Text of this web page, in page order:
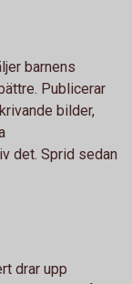
barnens
Publicerar
bilder,
det. Sprid sedan
drar upp